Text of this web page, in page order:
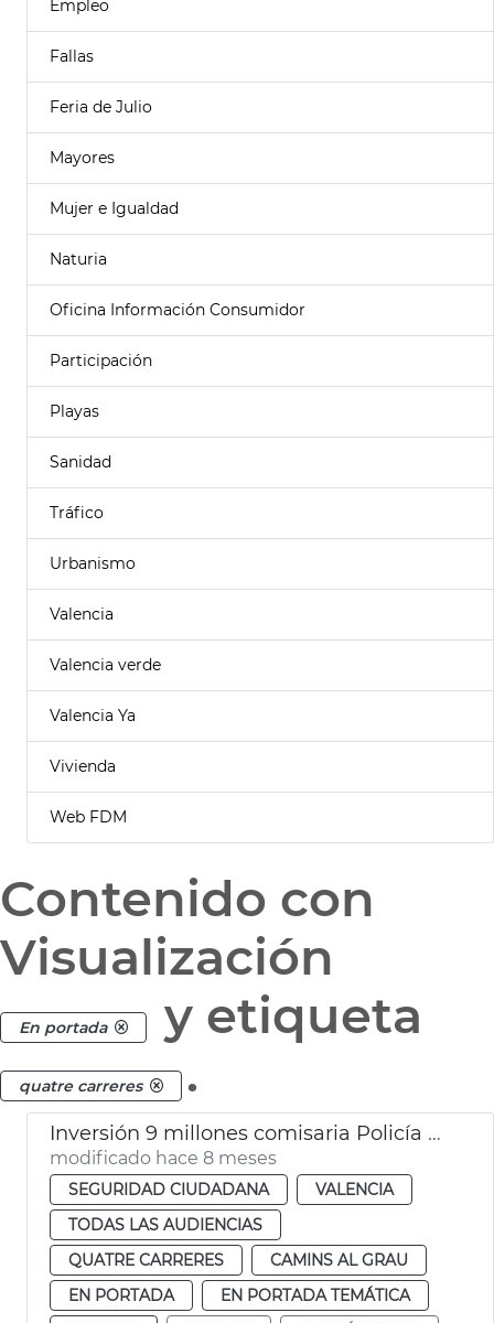
Empleo
Fallas
Feria de Julio
Mayores
Mujer e Igualdad
Naturia
Oficina Información Consumidor
Participación
Playas
Sanidad
Tráfico
Urbanismo
Valencia
Valencia verde
Valencia Ya
Vivienda
Web FDM
Contenido con
Visualización
En portada y etiqueta
quatre carreres .
Inversión 9 millones comisaria Policía Local Malilla València
modificado hace 8 meses
SEGURIDAD CIUDADANA
VALENCIA
TODAS LAS AUDIENCIAS
QUATRE CARRERES
CAMINS AL GRAU
EN PORTADA
EN PORTADA TEMÁTICA